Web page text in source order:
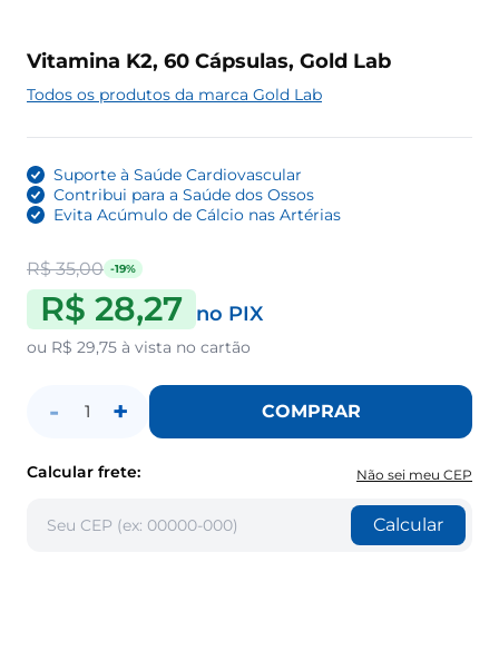
Vitamina K2, 60 Cápsulas, Gold Lab
Todos os produtos da marca Gold Lab
Suporte à Saúde Cardiovascular
Contribui para a Saúde dos Ossos
Evita Acúmulo de Cálcio nas Artérias
R$ 35,00 -19%
R$ 28,27 no PIX
ou R$ 29,75 à vista no cartão
- 1 + COMPRAR
Calcular frete: Não sei meu CEP
Calcular